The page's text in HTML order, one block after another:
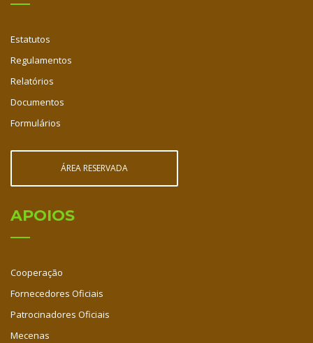
Estatutos
Regulamentos
Relatórios
Documentos
Formulários
ÁREA RESERVADA
APOIOS
Cooperação
Fornecedores Oficiais
Patrocinadores Oficiais
Mecenas